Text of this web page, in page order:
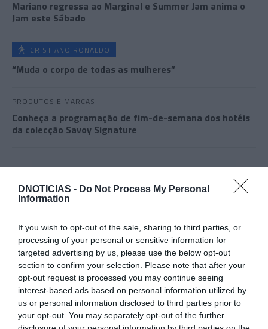
DNOTICIAS - Do Not Process My Personal
Information
If you wish to opt-out of the sale, sharing to third parties, or
processing of your personal or sensitive information for
targeted advertising by us, please use the below opt-out
section to confirm your selection. Please note that after your
opt-out request is processed you may continue seeing
interest-based ads based on personal information utilized by
us or personal information disclosed to third parties prior to
your opt-out. You may separately opt-out of the further
Mariano regressa ao Marginal e Summer Jam anima o
Jam este Sábado
CRISTIANO RONALDO
“Muda o corpo de todas as mulheres”
PRODUTOS E MARCAS
Conheça a programação de fim-de-semana dos hotéis
da colecção Savoy Signature